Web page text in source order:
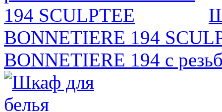
BONNETIERE 194
BONNETIERE 194 с